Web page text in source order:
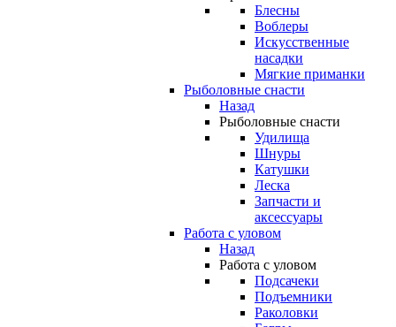
Блесны
Воблеры
Искусственные
насадки
Мягкие приманки
Рыболовные снасти
Назад
Рыболовные снасти
Удилища
Шнуры
Катушки
Леска
Запчасти и
аксессуары
Работа с уловом
Назад
Работа с уловом
Подсачеки
Подъемники
Раколовки